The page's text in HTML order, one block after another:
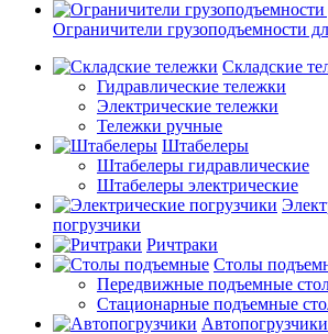
Ограничители грузоподъемности
Складские
Гидравлические тележки
Электрические тележки
Тележки ручные
Штабелеры
Штабелеры гидравлические
Штабелеры электрические
погрузчики
Ричтраки
Столы
Передвижные подъемные
Стационарные подъемные
Автопогрузчики